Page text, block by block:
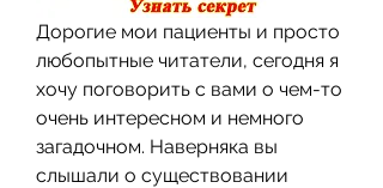
Дорогие мои пациенты и просто
любопытные читатели, сегодня я
хочу поговорить с вами о чем-то
очень интересном и немного
загадочном. Наверняка вы
слышали о существовании